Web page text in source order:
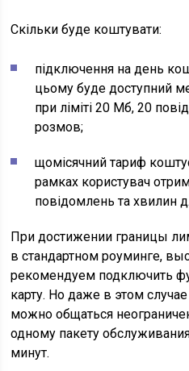
Скільки буде коштувати:
підключення на день
цьому буде доступний
при ліміті 20 Мб, 20
розмов;
щомісячний тариф
рамках користувач
повідомлень та хвилин
При достижении границы
в стандартномроуминге,
рекомендуем подключить
карту. Но даже в этом случае
можно общаться
одному пакету
минут.